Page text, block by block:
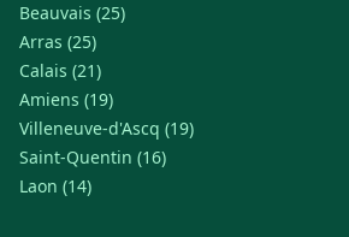
Beauvais (25)
Arras (25)
Calais (21)
Amiens (19)
Villeneuve-d'Ascq (19)
Saint-Quentin (16)
Laon (14)